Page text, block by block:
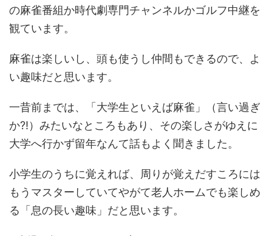
の麻雀番組か時代劇専門チャンネルかゴルフ中継を
観ています。
麻雀は楽しいし、頭も使うし仲間もできるので、よ
い趣味だと思います。
一昔前までは、「大学生といえば麻雀」（言い過ぎ
か?!）みたいなところもあり、その楽しさがゆえに
大学へ行かず留年なんて話もよく聞きました。
小学生のうちに覚えれば、周りが覚えだすころには
もうマスターしていてやがて老人ホームでも楽しめ
る「息の長い趣味」だと思います。